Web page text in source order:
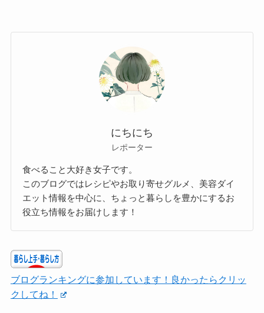
にちにち
レポーター
食べること大好き女子です。
このブログではレシピやお取り寄せグルメ、美容ダイ
エット情報を中心に、ちょっと暮らしを豊かにするお
役立ち情報をお届けします！
ブログランキングに参加しています！良かったらクリッ
クしてね！